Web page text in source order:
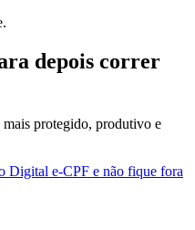
depois correr
mais protegido, produtivo e
Digital e-CPF e não fique fora